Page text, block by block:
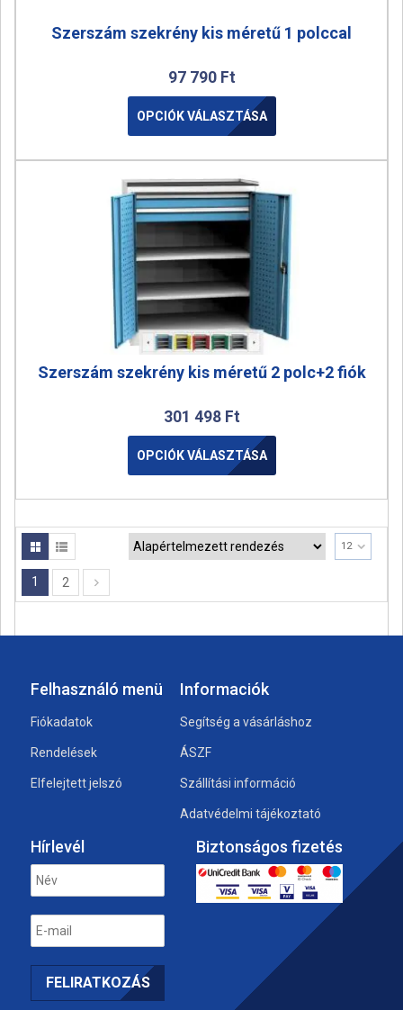
Szerszám szekrény kis méretű 1 polccal
97 790 Ft
OPCIÓK VÁLASZTÁSA
Szerszám szekrény kis méretű 2 polc+2 fiók
301 498 Ft
OPCIÓK VÁLASZTÁSA
12
1 2
Felhasználó menü
Fiókadatok
Rendelések
Elfelejtett jelszó
Informaciók
Segítség a vásárláshoz
ÁSZF
Szállítási információ
Adatvédelmi tájékoztató
Hírlevél Biztonságos fizetés